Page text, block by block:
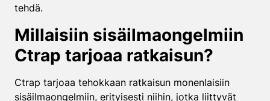
tehdä.
Millaisiin sisäilmaongelmiin
Ctrap tarjoaa ratkaisun?
Ctrap tarjoaa tehokkaan ratkaisun monenlaisiin
sisäilmaongelmiin, erityisesti niihin, jotka liittyvät